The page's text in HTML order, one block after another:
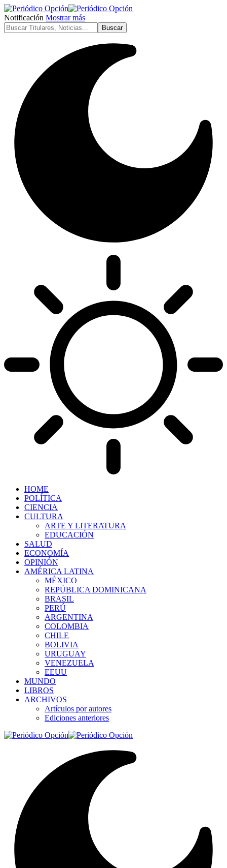
Notificación Mostrar más
HOME
POLÍTICA
CIENCIA
CULTURA
ARTE Y LITERATURA
EDUCACIÓN
SALUD
ECONOMÍA
OPINIÓN
AMÉRICA LATINA
MÉXICO
REPÚBLICA DOMINICANA
BRASIL
PERÚ
ARGENTINA
COLOMBIA
CHILE
BOLIVIA
URUGUAY
VENEZUELA
EEUU
MUNDO
LIBROS
ARCHIVOS
Artículos por autores
Ediciones anteriores